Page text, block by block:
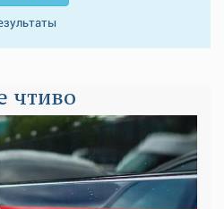
чтиво